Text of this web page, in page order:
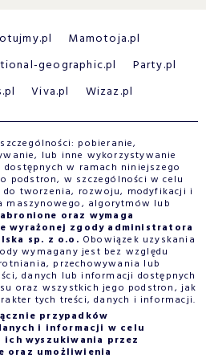
Mamotoja.pl
geographic.pl
Party.pl
Viva.pl Wizaz.pl
pobieranie,
lub inne wykorzystywanie
w ramach niniejszego
podstron, w szczególności w celu
tworzenia, rozwoju, modyfikacji i
maszynowego, algorytmów lub
oraz wymaga
wyrażonej zgody administratora
sp. z o.o. Obowiązek uzyskania
wymagany jest bez względu
przechowywania lub
danych lub informacji dostępnych
oraz wszystkich jego podstron, jak
tych treści, danych i informacji.
przypadków
i informacji w celu
wyszukiwania przez
oraz umożliwienia